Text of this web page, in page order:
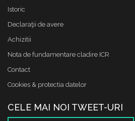
Istoric
Declaraţii de avere
Achizitii
Nota de fundamentare cladire ICR
Contact
Cookies & protectia datelor
CELE MAI NOI TWEET-URI